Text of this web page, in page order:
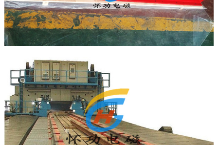
维修检测
技术原理